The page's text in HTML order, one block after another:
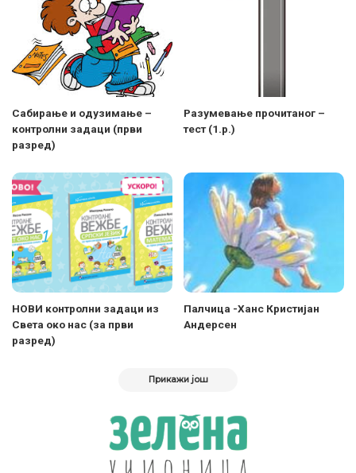
Сабирање и одузимање –
контролни задаци (први
разред)
Разумевање прочитаног –
тест (1.р.)
НОВИ контролни задаци из
Света око нас (за први
разред)
Палчица -Ханс Кристијан
Андерсен
Прикажи још